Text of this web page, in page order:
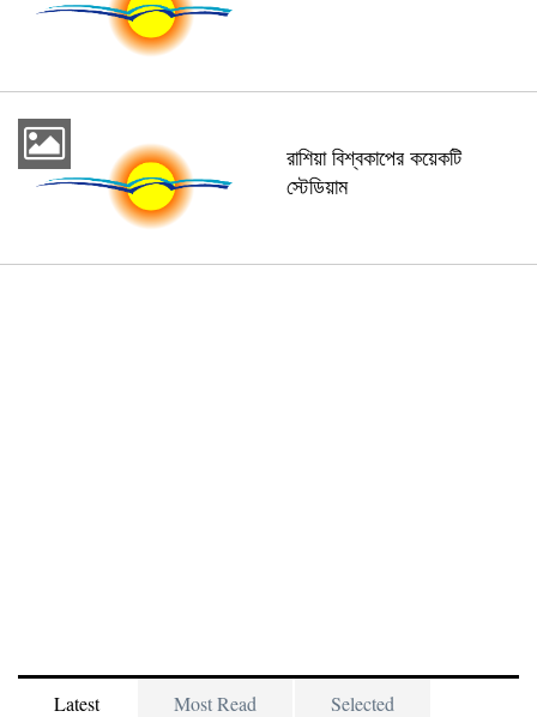
রাশিয়া বিশ্বকাপের কয়েকটি
স্টেডিয়াম
Latest Most Read Selected